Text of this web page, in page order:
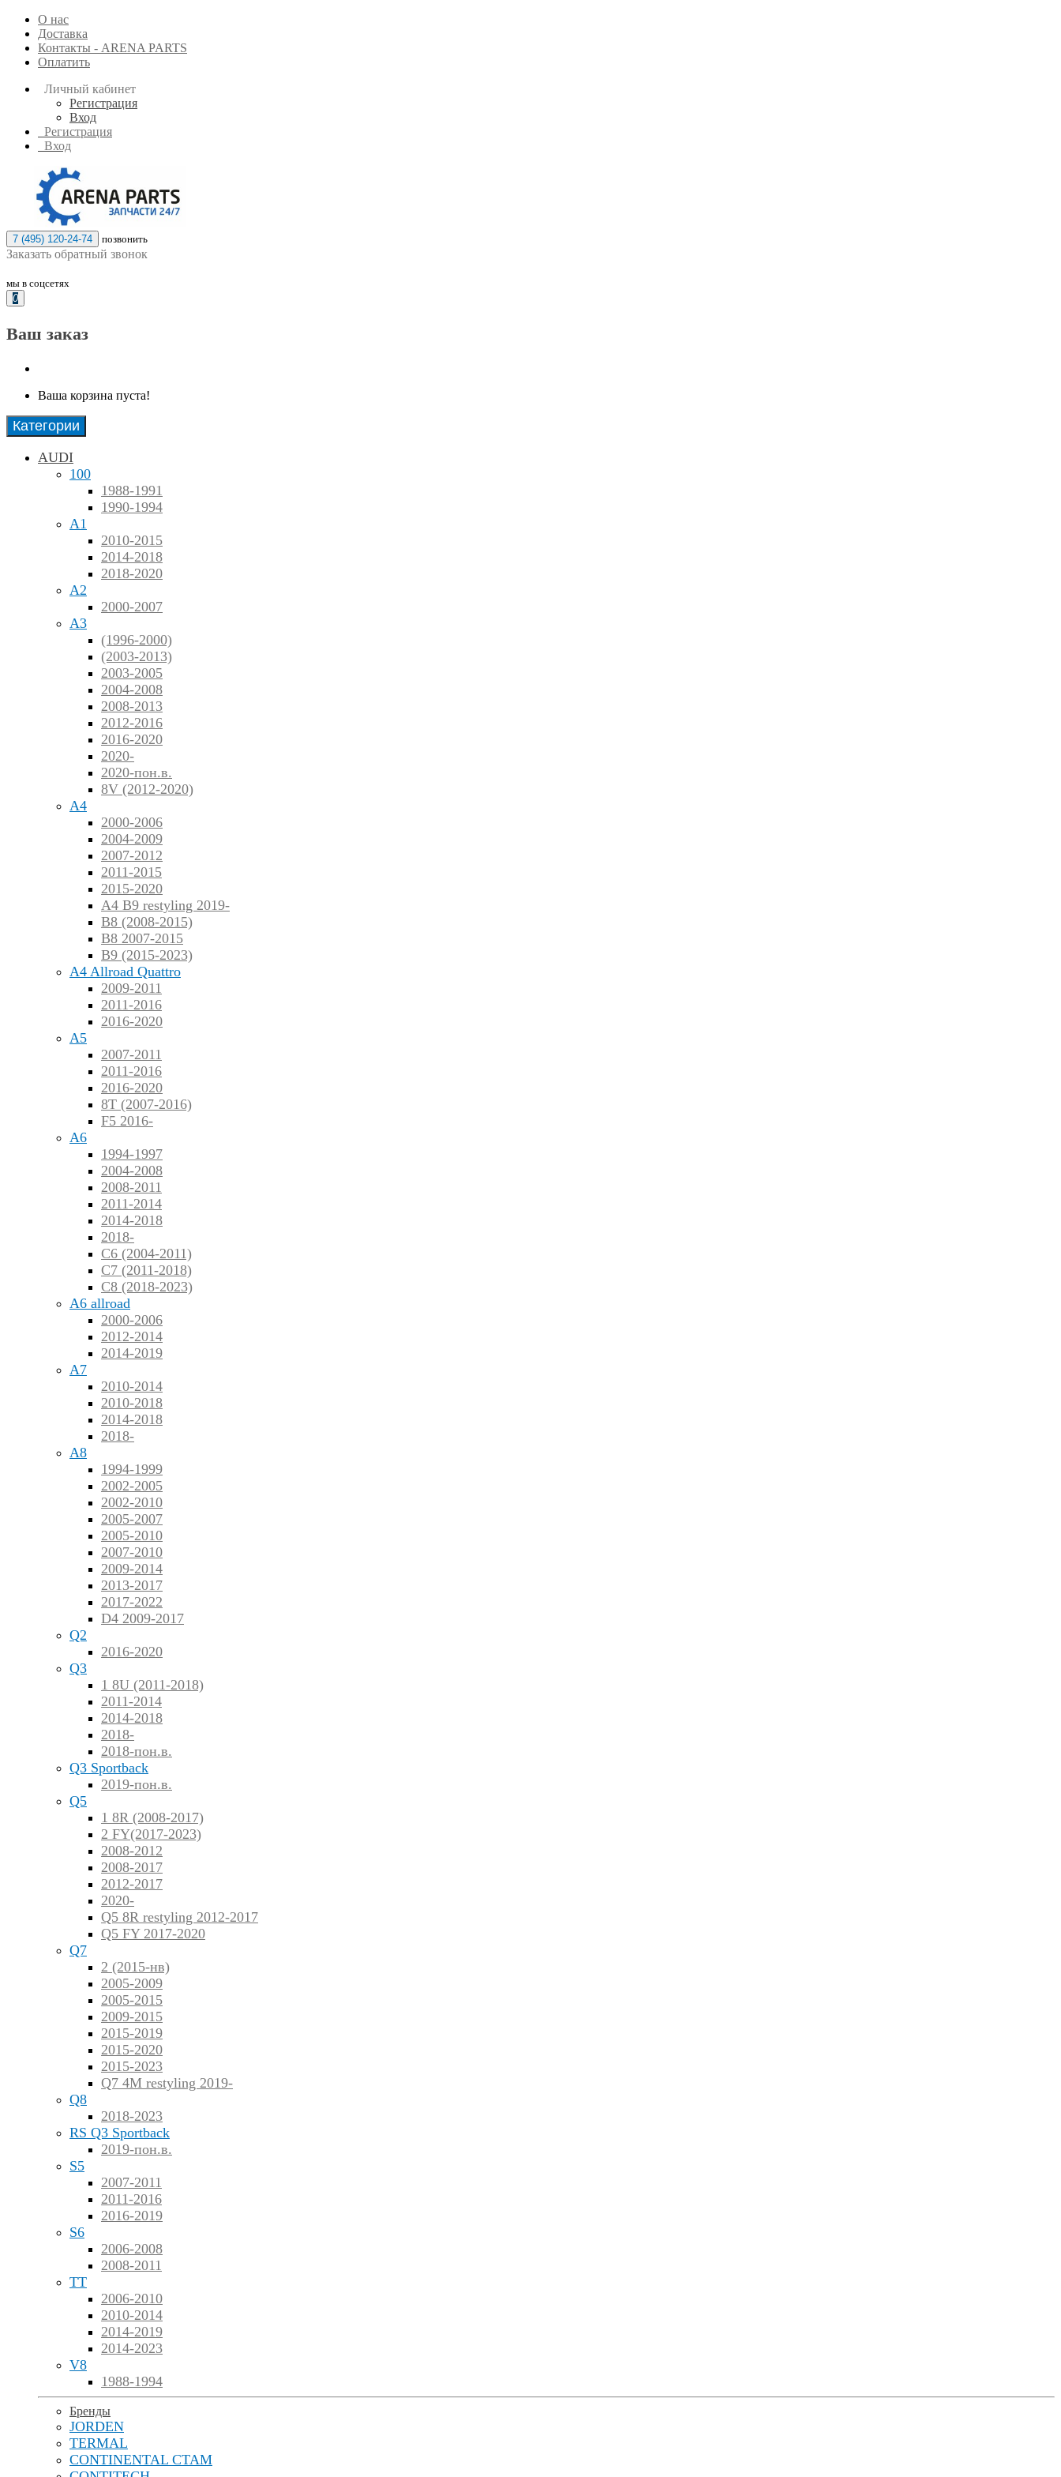
О нас
Доставка
Контакты - ARENA PARTS
Оплатить
Личный кабинет
Регистрация
Вход
Регистрация
Вход
7 (495) 120-24-74 позвонить
Заказать обратный звонок
мы в соцсетях
0
Ваш заказ
Ваша корзина пуста!
Категории
AUDI
100
1988-1991
1990-1994
A1
2010-2015
2014-2018
2018-2020
A2
2000-2007
A3
(1996-2000)
(2003-2013)
2003-2005
2004-2008
2008-2013
2012-2016
2016-2020
2020-
2020-пон.в.
8V (2012-2020)
A4
2000-2006
2004-2009
2007-2012
2011-2015
2015-2020
A4 B9 restyling 2019-
B8 (2008-2015)
B8 2007-2015
B9 (2015-2023)
A4 Allroad Quattro
2009-2011
2011-2016
2016-2020
A5
2007-2011
2011-2016
2016-2020
8T (2007-2016)
F5 2016-
A6
1994-1997
2004-2008
2008-2011
2011-2014
2014-2018
2018-
C6 (2004-2011)
C7 (2011-2018)
C8 (2018-2023)
A6 allroad
2000-2006
2012-2014
2014-2019
A7
2010-2014
2010-2018
2014-2018
2018-
A8
1994-1999
2002-2005
2002-2010
2005-2007
2005-2010
2007-2010
2009-2014
2013-2017
2017-2022
D4 2009-2017
Q2
2016-2020
Q3
1 8U (2011-2018)
2011-2014
2014-2018
2018-
2018-пон.в.
Q3 Sportback
2019-пон.в.
Q5
1 8R (2008-2017)
2 FY(2017-2023)
2008-2012
2008-2017
2012-2017
2020-
Q5 8R restyling 2012-2017
Q5 FY 2017-2020
Q7
2 (2015-нв)
2005-2009
2005-2015
2009-2015
2015-2019
2015-2020
2015-2023
Q7 4M restyling 2019-
Q8
2018-2023
RS Q3 Sportback
2019-пон.в.
S5
2007-2011
2011-2016
2016-2019
S6
2006-2008
2008-2011
TT
2006-2010
2010-2014
2014-2019
2014-2023
V8
1988-1994
Бренды
JORDEN
TERMAL
CONTINENTAL CTAM